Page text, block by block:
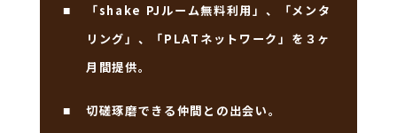
■
「shake PJルーム無料利用」、「メンタ
リング」、「PLATネットワーク」を３ヶ
月間提供。
■ 切磋琢磨できる仲間との出会い。